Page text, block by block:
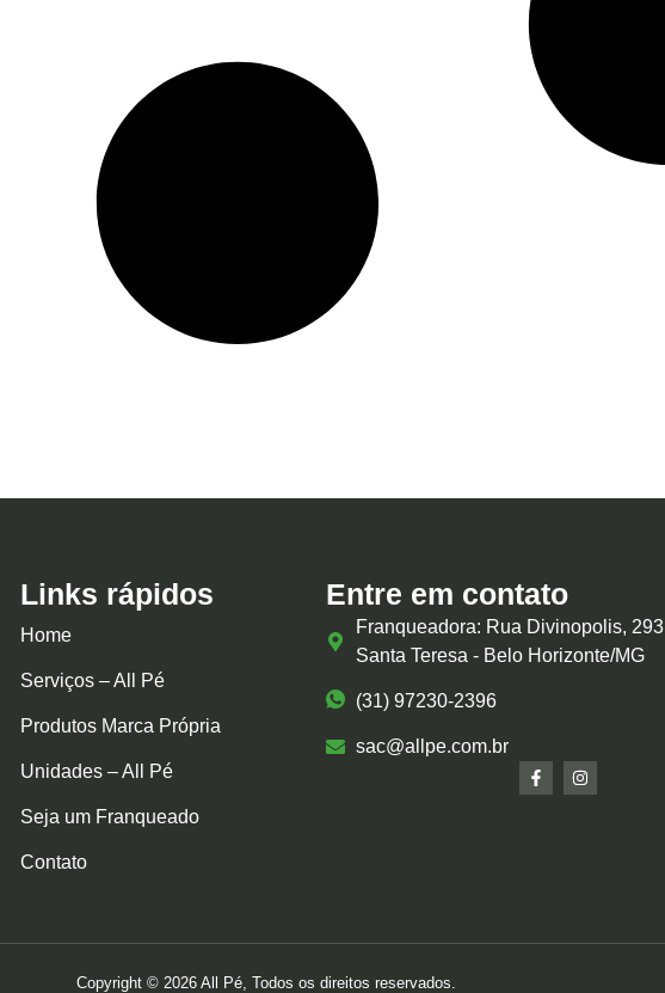
Links rápidos
Home
Serviços – All Pé
Produtos Marca Própria
Unidades – All Pé
Seja um Franqueado
Contato
Entre em contato
Franqueadora: Rua Divinopolis, 293
Santa Teresa - Belo Horizonte/MG
(31) 97230-2396
sac@allpe.com.br
Copyright © 2026 All Pé, Todos os direitos reservados.